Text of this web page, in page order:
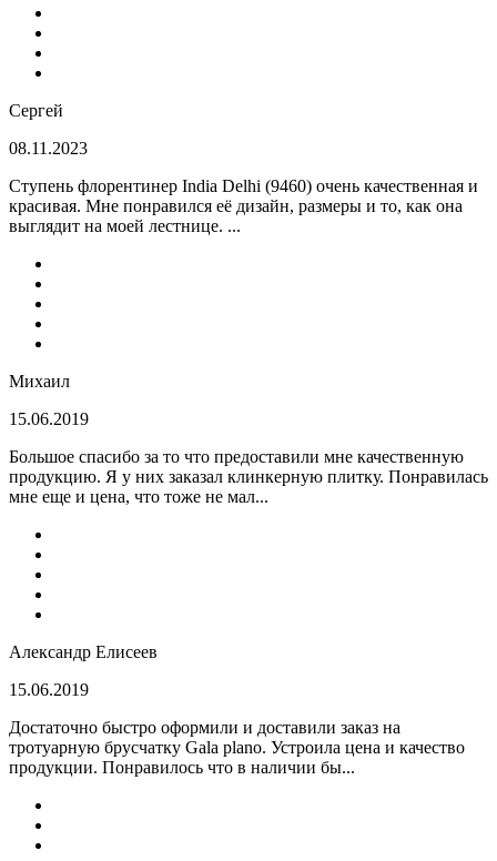
Сергей
08.11.2023
Ступень флорентинер India Delhi (9460) очень качественная и
красивая. Мне понравился её дизайн, размеры и то, как она
выглядит на моей лестнице. ...
Михаил
15.06.2019
Большое спасибо за то что предоставили мне качественную
продукцию. Я у них заказал клинкерную плитку. Понравилась
мне еще и цена, что тоже не мал...
Александр Елисеев
15.06.2019
Достаточно быстро оформили и доставили заказ на
тротуарную брусчатку Gala plano. Устроила цена и качество
продукции. Понравилось что в наличии бы...